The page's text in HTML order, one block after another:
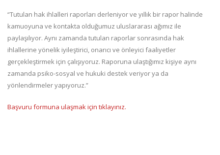
“Tutulan hak ihlalleri raporları derleniyor ve yıllık bir rapor halinde
kamuoyuna ve kontakta olduğumuz uluslararası ağımız ile
paylaşılıyor. Aynı zamanda tutulan raporlar sonrasında hak
ihlallerine yönelik iyileştirici, onarıcı ve önleyici faaliyetler
gerçekleştirmek için çalışıyoruz. Raporuna ulaştığımız kişiye aynı
zamanda psiko-sosyal ve hukuki destek veriyor ya da
yönlendirmeler yapıyoruz.”
Başvuru formuna ulaşmak için tıklayınız.